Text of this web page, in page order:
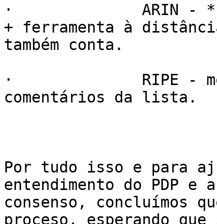
·              ARIN -
+ ferramenta à
também conta.
·              RIPE -
comentários da lista.
Por tudo isso e para
entendimento do PDP e
consenso, concluímos
proceso, esperando que